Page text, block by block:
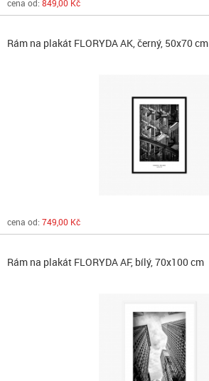
cena od: 849,00 Kč
Rám na plakát FLORYDA AK, černý, 50x70 cm
cena od: 749,00 Kč
Rám na plakát FLORYDA AF, bílý, 70x100 cm